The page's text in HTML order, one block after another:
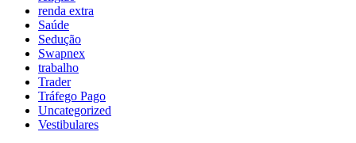
renda extra
Saúde
Sedução
Swapnex
trabalho
Trader
Tráfego Pago
Uncategorized
Vestibulares